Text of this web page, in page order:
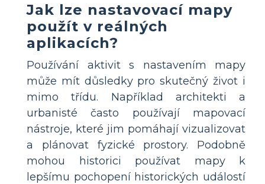
Jak lze nastavovací mapy
použít v reálných
aplikacích?
Používání aktivit s nastavením mapy
může mít důsledky pro skutečný život i
mimo třídu. Například architekti a
urbanisté často používají mapovací
nástroje, které jim pomáhají vizualizovat
a plánovat fyzické prostory. Podobně
mohou historici používat mapy k
lepšímu pochopení historických událostí